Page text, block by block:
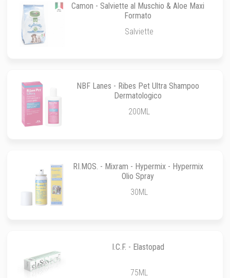
Camon - Salviette al Muschio & Aloe Maxi
Formato
Salviette
NBF Lanes - Ribes Pet Ultra Shampoo
Dermatologico
200ML
RI.MOS. - Mixram - Hypermix - Hypermix
Olio Spray
30ML
I.C.F. - Elastopad
75ML